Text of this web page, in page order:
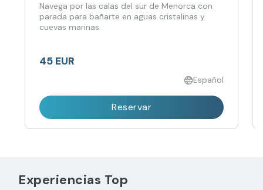
Navega por las calas del sur de Menorca con
parada para bañarte en aguas cristalinas y
cuevas marinas.
45 EUR
Español
Reservar
Experiencias Top